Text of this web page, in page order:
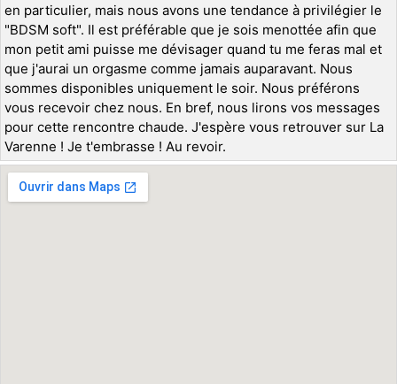
en particulier, mais nous avons une tendance à privilégier le
"BDSM soft". Il est préférable que je sois menottée afin que
mon petit ami puisse me dévisager quand tu me feras mal et
que j'aurai un orgasme comme jamais auparavant. Nous
sommes disponibles uniquement le soir. Nous préférons
vous recevoir chez nous. En bref, nous lirons vos messages
pour cette rencontre chaude. J'espère vous retrouver sur La
Varenne ! Je t'embrasse ! Au revoir.